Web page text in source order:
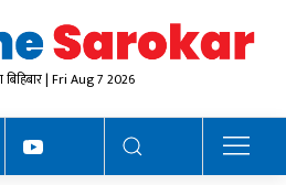
बिहिबार | Fri Aug 7 2026